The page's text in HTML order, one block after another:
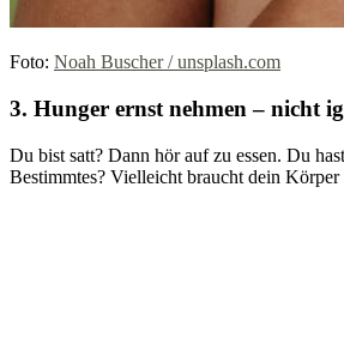
Foto: Noah Buscher / unsplash.com
3. Hunger ernst nehmen – nicht
Du bist satt? Dann hör auf zu essen. Du
Bestimmtes? Vielleicht braucht dein Körper